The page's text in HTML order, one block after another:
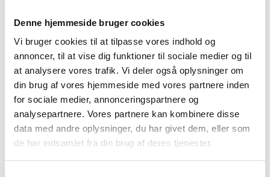
Denne hjemmeside bruger cookies
Vi bruger cookies til at tilpasse vores indhold og
annoncer, til at vise dig funktioner til sociale medier og til
at analysere vores trafik. Vi deler også oplysninger om
din brug af vores hjemmeside med vores partnere inden
for sociale medier, annonceringspartnere og
analysepartnere. Vores partnere kan kombinere disse
data med andre oplysninger, du har givet dem, eller som
de har indsamlet fra din brug af deres tjenester.
ideel løsning for dig, der ønsker en dekorativ
og funktionel væghylde med et naturligt og
stilrent udtryk.
✅ Hurtig fragt
✅ Kvalitet & Design
✅ 14 dages fuld returret
✅ Levering: 1-3 dage
✅ Stk. pris
✅Farve: Natur